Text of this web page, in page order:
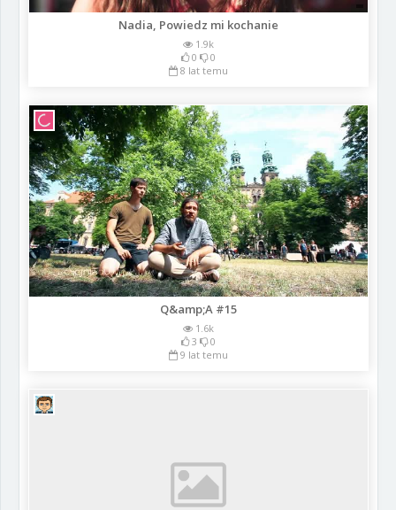
Nadia, Powiedz mi kochanie
1.9k
0
0
8 lat temu
Q&amp;A #15
1.6k
3
0
9 lat temu